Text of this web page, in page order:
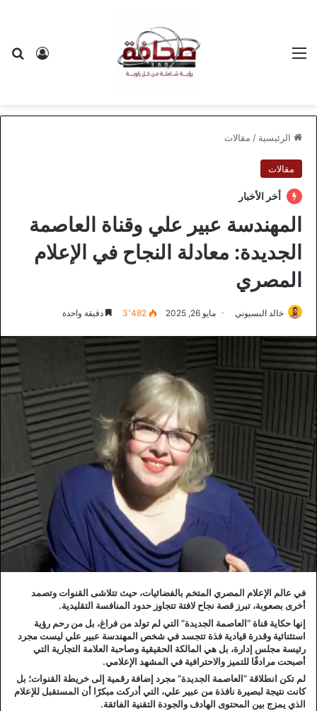
الرئيسية / مقالات
مقالات
أخر الأخبار
المهندسة عبير علي وقناة العاصمة
الجديدة: معادلة النجاح في الإعلام
المصري
خالد البسيوني مايو 26, 2025 3٬482 دقيقة واحدة
في عالم الإعلام المصري المتخم بالفضائيات، حيث تتلاشى القنوات وتصمد
أخرى بصعوبة، تبرز قصة نجاح لافتة تتجاوز حدود المنافسة التقليدية.
إنها حكاية قناة “العاصمة الجديدة” التي لم تولد من فراغ، بل من رحم رؤية
استثنائية وقدرة قيادية فذة تتجسد في شخص المهندسة عبير علي ليست مجرد
رئيسة مجلس إدارة، بل هي المالكة الحقيقية وصاحبة العلامة التجارية التي
أصبحت مرادفًا للتميز والاحترافية في المشهد الإعلامي.
لم تكن انطلاقة “العاصمة الجديدة” مجرد إضافة رقمية إلى خريطة القنوات؛ بل
كانت نتيجة لبصيرة نافذة من عبير علي، التي أدركت مبكرًا أن المستقبل للإعلام
الذي يمزج بين المحتوى الهادف والجودة التقنية الفائقة.